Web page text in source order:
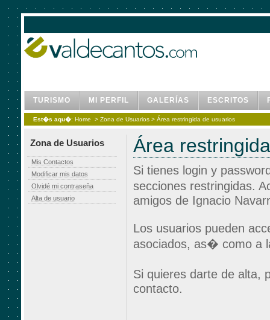
TURISMO MI PERFIL GALERÍAS ESCRITOS
Est�s aqu�: Home > Zona de Usuarios > Área restringida de usuarios
Zona de Usuarios
Mis Contactos
Modificar mis datos
Olvidé mi contraseña
Alta de usuario
Área
Si tienes login y
secciones restringidas.
amigos de Ignacio
Los usuarios pueden
asociados, as� como a
Si quieres darte de alta,
contacto.